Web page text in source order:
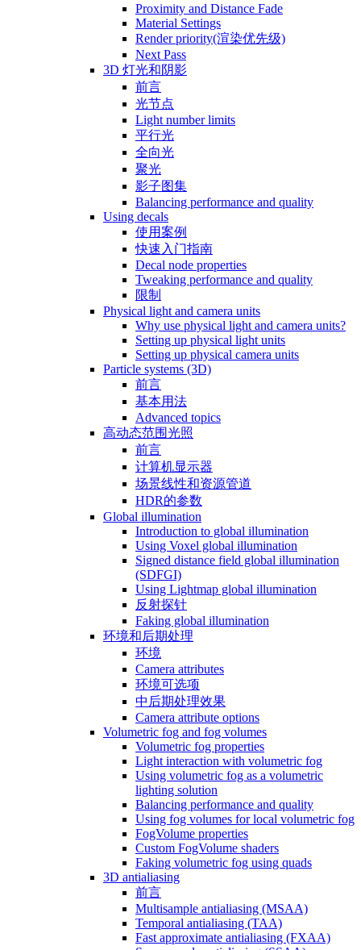
Proximity and Distance Fade
Material Settings
Render priority(渲染优先级)
Next Pass
3D 灯光和阴影
前言
光节点
Light number limits
平行光
全向光
聚光
影子图集
Balancing performance and quality
Using decals
使用案例
快速入门指南
Decal node properties
Tweaking performance and quality
限制
Physical light and camera units
Why use physical light and camera units?
Setting up physical light units
Setting up physical camera units
Particle systems (3D)
前言
基本用法
Advanced topics
高动态范围光照
前言
计算机显示器
场景线性和资源管道
HDR的参数
Global illumination
Introduction to global illumination
Using Voxel global illumination
Signed distance field global illumination
(SDFGI)
Using Lightmap global illumination
反射探针
Faking global illumination
环境和后期处理
环境
Camera attributes
环境可选项
中后期处理效果
Camera attribute options
Volumetric fog and fog volumes
Volumetric fog properties
Light interaction with volumetric fog
Using volumetric fog as a volumetric
lighting solution
Balancing performance and quality
Using fog volumes for local volumetric fog
FogVolume properties
Custom FogVolume shaders
Faking volumetric fog using quads
3D antialiasing
前言
Multisample antialiasing (MSAA)
Temporal antialiasing (TAA)
Fast approximate antialiasing (FXAA)